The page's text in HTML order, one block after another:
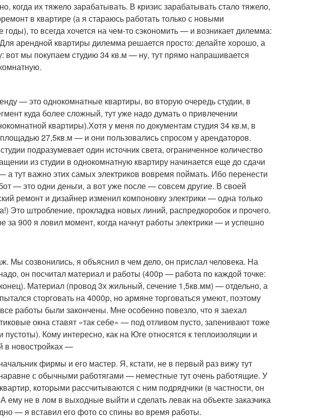
когда их тяжело зарабатывать. В кризис зарабатывать стало тяжело,
в квартире (а я стараюсь работать только с новыми
годы), то всегда хочется на чем-то сэкономить — и возникает дилемма:
арендной квартиры дилемма решается просто: делайте хорошо, а
вот мы покупаем студию 34 кв.м — ну, тут прямо напрашивается
— это однокомнатные квартиры, во вторую очередь студии, в
куда более сложный, тут уже надо думать о привлечении
квартиры).Хотя у меня по документам студия 34 кв.м, в
27,5кв.м — и они пользовались спросом у арендаторов.
подразумевает один источник света, ограниченное количество
из студии в однокомнатную квартиру начинается еще до сдачи
а тут важно этих самых электриков вовремя поймать. Ибо перенести
— это одни деньги, а вот уже после — совсем другие. В своей
ремонт и дизайнер изменил компоновку электрики — одна только
Это штробление, прокладка новых линий, распредкоробок и прочего.
за 900 я ловил момент, когда начнут работы электрики — и успешно
Мы созвонились, я объяснил в чем дело, он прислал человека. На
он посчитал материал и работы (400р — работа по каждой точке:
Материал (провод 3х жильный, сечение 1,5кв.мм) — отдельно, а
сторговать на 4000р, но армяне торговаться умеют, поэтому
работы были закончены. Мне особенно повезло, что я заехал
окна ставят «так себе» — под отливом пусто, запенивают тоже
Кому интересно, как на Юге относятся к теплоизоляции и
в новостройках —
фирмы и его мастер. Я, кстати, не в первый раз вижу тут
с обычными работягами — неместные тут очень работящие. У
которыми рассчитываются с ним подрядчики (в частности, он
ему не в лом в выходные выйти и сделать левак на объекте заказчика
— я вставил его фото со спины во время работы.